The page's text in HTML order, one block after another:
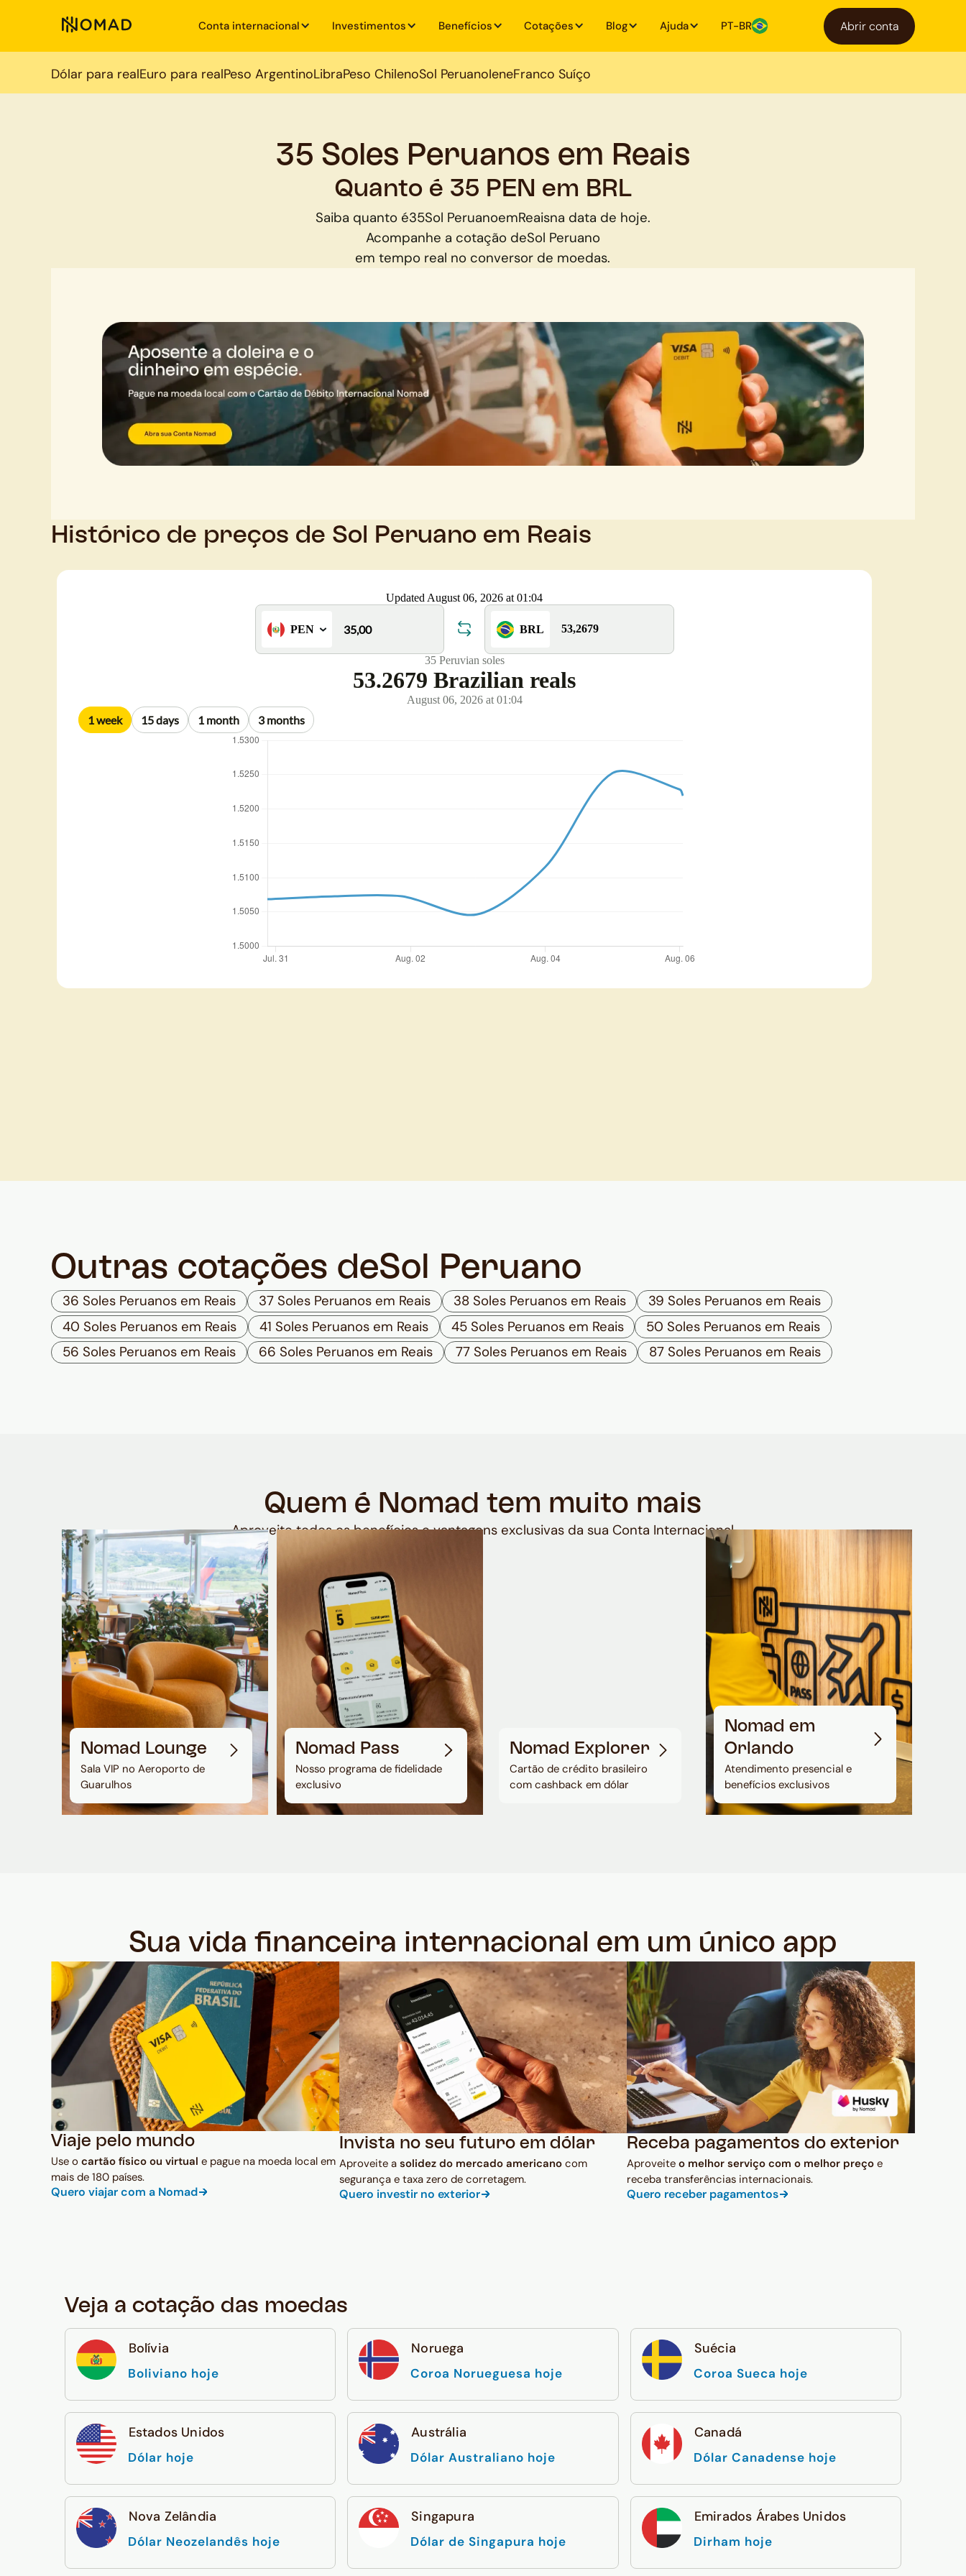
Conta internacional Investimentos Benefícios Cotações Blog Ajuda PT-BR Abrir conta
Dólar para realEuro para realPeso ArgentinoLibraPeso ChilenoSol PeruanoIeneFranco Suíço
35 Soles Peruanos em Reais
Quanto é 35 PEN em BRL
Saiba quanto é35Sol PeruanoemReaisna data de hoje.
Acompanhe a cotação deSol Peruano
em tempo real no conversor de moedas.
Histórico de preços de Sol Peruano em Reais
Outras cotações deSol Peruano
36 Soles Peruanos em Reais 37 Soles Peruanos em Reais 38 Soles Peruanos em Reais
39 Soles Peruanos em Reais
40 Soles Peruanos em Reais
41 Soles Peruanos em Reais 45 Soles Peruanos em Reais
50 Soles Peruanos em Reais
56 Soles Peruanos em Reais
66 Soles Peruanos em Reais 77 Soles Peruanos em Reais 87 Soles Peruanos em Reais
Quem é Nomad tem muito mais
Aproveite todos os benefícios e vantagens exclusivas da sua Conta Internacional
Nomad Lounge
Sala VIP no Aeroporto de
Guarulhos
Nomad Pass
Nosso programa de fidelidade
exclusivo
Nomad Explorer
Cartão de crédito brasileiro
com cashback em dólar
Nomad em
Orlando
Atendimento presencial e
benefícios exclusivos
Sua vida financeira internacional em um único app
Viaje pelo mundo
Use o cartão físico ou virtual e pague na moeda local em
mais de 180 países.
Quero viajar com a Nomad
Invista no seu futuro em dólar
Aproveite a solidez do mercado americanocom
segurança e taxa zero de corretagem.
Quero investir no exterior
Receba pagamentos do exterior
Aproveiteo melhor serviço com o melhor preço e
receba transferências internacionais.
Quero receber pagamentos
Veja a cotação das moedas
Bolívia
Boliviano hoje
Noruega
Coroa Norueguesa hoje
Suécia
Coroa Sueca hoje
Estados Unidos
Dólar hoje
Austrália
Dólar Australiano hoje
Canadá
Dólar Canadense hoje
Nova Zelândia
Dólar Neozelandês hoje
Singapura
Dólar de Singapura hoje
Emirados Árabes Unidos
Dirham hoje